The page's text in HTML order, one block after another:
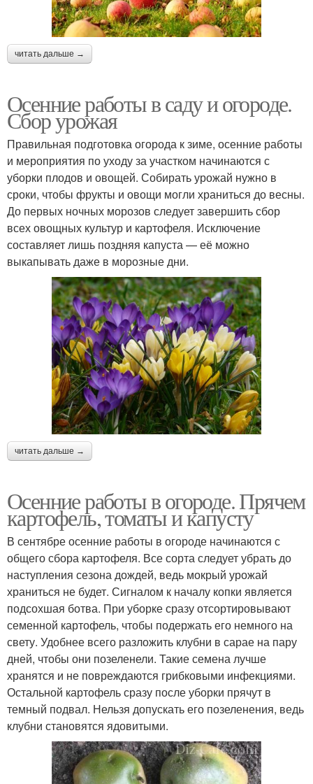
читать дальше →
Осенние работы в саду и огороде.
Сбор урожая
Правильная подготовка огорода к зиме, осенние работы
и мероприятия по уходу за участком начинаются с
уборки плодов и овощей. Собирать урожай нужно в
сроки, чтобы фрукты и овощи могли храниться до весны.
До первых ночных морозов следует завершить сбор
всех овощных культур и картофеля. Исключение
составляет лишь поздняя капуста — её можно
выкапывать даже в морозные дни.
читать дальше →
Осенние работы в огороде. Прячем
картофель, томаты и капусту
В сентябре осенние работы в огороде начинаются с
общего сбора картофеля. Все сорта следует убрать до
наступления сезона дождей, ведь мокрый урожай
храниться не будет. Сигналом к началу копки является
подсохшая ботва. При уборке сразу отсортировывают
семенной картофель, чтобы подержать его немного на
свету. Удобнее всего разложить клубни в сарае на пару
дней, чтобы они позеленели. Такие семена лучше
хранятся и не повреждаются грибковыми инфекциями.
Остальной картофель сразу после уборки прячут в
темный подвал. Нельзя допускать его позеленения, ведь
клубни становятся ядовитыми.